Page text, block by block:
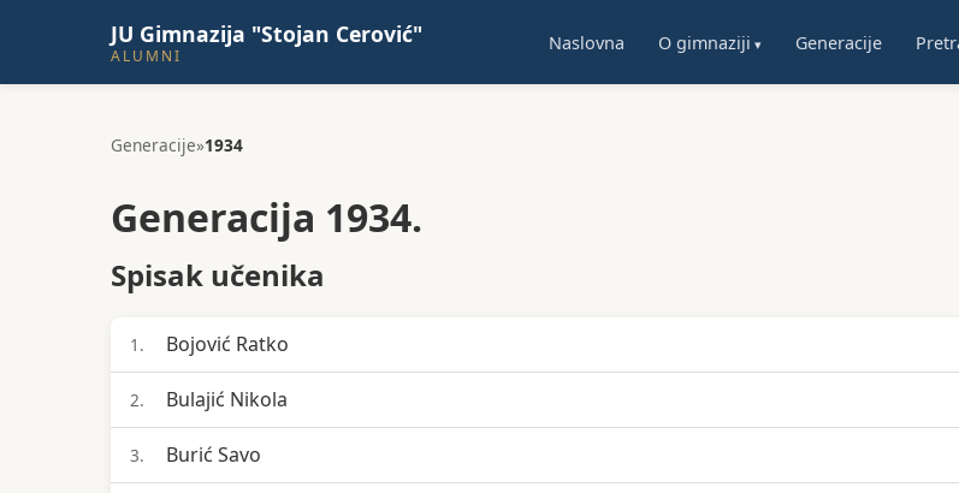
JU Gimnazija "Stojan Cerović"
ALUMNI
Naslovna O gimnaziji Generacije
Generacije»1934
Generacija 1934.
Spisak učenika
1. Bojović Ratko
2. Bulajić Nikola
3. Burić Savo